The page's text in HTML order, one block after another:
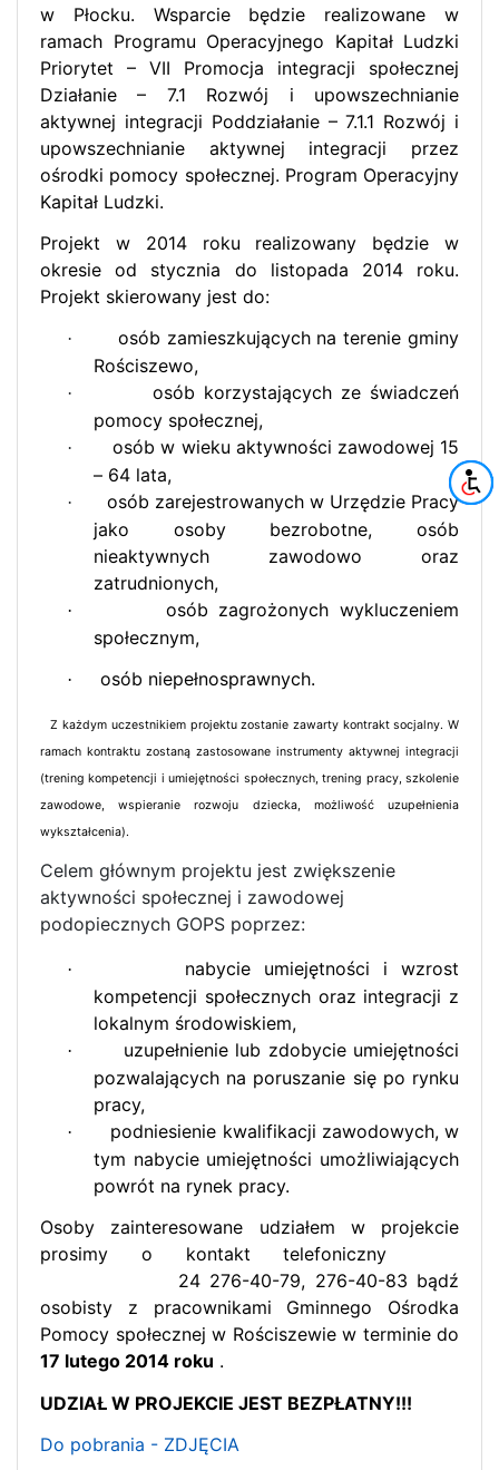
w Płocku. Wsparcie będzie realizowane w
ramach Programu Operacyjnego Kapitał Ludzki
Priorytet – VII Promocja integracji społecznej
Działanie – 7.1 Rozwój i upowszechnianie
aktywnej integracji Poddziałanie – 7.1.1 Rozwój i
upowszechnianie aktywnej integracji przez
ośrodki pomocy społecznej. Program Operacyjny
Kapitał Ludzki.
Projekt w 2014 roku realizowany będzie w
okresie od stycznia do listopada 2014 roku.
Projekt skierowany jest do:
·
osób zamieszkujących na terenie gminy
Rościszewo,
·
osób korzystających ze świadczeń
pomocy społecznej,
·
osób w wieku aktywności zawodowej 15
– 64 lata,
·
osób zarejestrowanych w Urzędzie Pracy
jako osoby bezrobotne, osób
nieaktywnych zawodowo oraz
zatrudnionych,
·
osób zagrożonych wykluczeniem
społecznym,
· osób niepełnosprawnych.
Z każdym uczestnikiem projektu zostanie zawarty kontrakt socjalny. W
ramach kontraktu zostaną zastosowane instrumenty aktywnej integracji
(trening kompetencji i umiejętności społecznych, trening pracy, szkolenie
zawodowe, wspieranie rozwoju dziecka, możliwość uzupełnienia
wykształcenia).
Celem głównym projektu jest zwiększenie
aktywności społecznej i zawodowej
podopiecznych GOPS poprzez:
·
nabycie umiejętności i wzrost
kompetencji społecznych oraz integracji z
lokalnym środowiskiem,
·
uzupełnienie lub zdobycie umiejętności
pozwalających na poruszanie się po rynku
pracy,
·
podniesienie kwalifikacji zawodowych, w
tym nabycie umiejętności umożliwiających
powrót na rynek pracy.
Osoby zainteresowane udziałem w projekcie
prosimy o kontakt telefoniczny
24 276-40-79, 276-40-83 bądź
osobisty z pracownikami Gminnego Ośrodka
Pomocy społecznej w Rościszewie w terminie do
17 lutego 2014 roku .
UDZIAŁ W PROJEKCIE JEST BEZPŁATNY!!!
Do pobrania - ZDJĘCIA